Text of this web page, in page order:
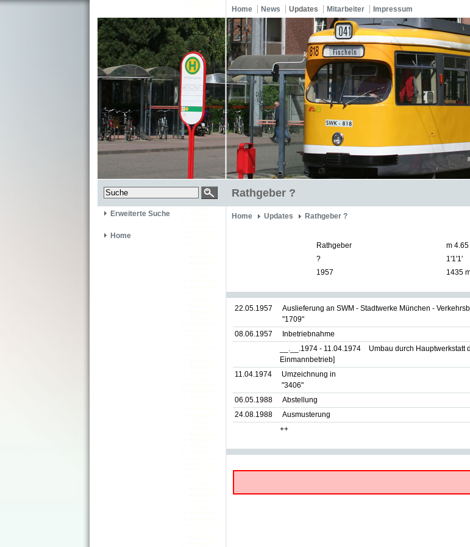
Home News Updates Mitarbeiter Impressum
Rathgeber ?
Erweiterte Suche
Home
Home Updates Rathgeber ?
Rathgeber
m 4.65
?
1'1'1'
1957
1435
22.05.1957
Auslieferung an SWM - Stadtwerke München -
"1709"
08.06.1957
Inbetriebnahme
__.__.1974 - 11.04.1974
Umbau durch Hauptwerkstatt
Einmannbetrieb]
11.04.1974
Umzeichnung in
"3406"
06.05.1988
Abstellung
24.08.1988
Ausmusterung
++